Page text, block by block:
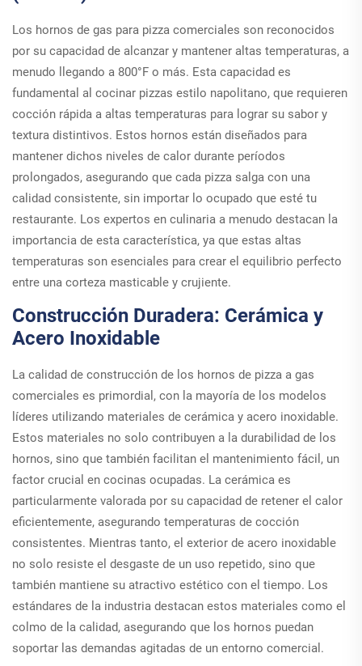
Los hornos de gas para pizza comerciales son reconocidos
por su capacidad de alcanzar y mantener altas temperaturas, a
menudo llegando a 800°F o más. Esta capacidad es
fundamental al cocinar pizzas estilo napolitano, que requieren
cocción rápida a altas temperaturas para lograr su sabor y
textura distintivos. Estos hornos están diseñados para
mantener dichos niveles de calor durante períodos
prolongados, asegurando que cada pizza salga con una
calidad consistente, sin importar lo ocupado que esté tu
restaurante. Los expertos en culinaria a menudo destacan la
importancia de esta característica, ya que estas altas
temperaturas son esenciales para crear el equilibrio perfecto
entre una corteza masticable y crujiente.
Construcción Duradera: Cerámica y
Acero Inoxidable
La calidad de construcción de los hornos de pizza a gas
comerciales es primordial, con la mayoría de los modelos
líderes utilizando materiales de cerámica y acero inoxidable.
Estos materiales no solo contribuyen a la durabilidad de los
hornos, sino que también facilitan el mantenimiento fácil, un
factor crucial en cocinas ocupadas. La cerámica es
particularmente valorada por su capacidad de retener el calor
eficientemente, asegurando temperaturas de cocción
consistentes. Mientras tanto, el exterior de acero inoxidable
no solo resiste el desgaste de un uso repetido, sino que
también mantiene su atractivo estético con el tiempo. Los
estándares de la industria destacan estos materiales como el
colmo de la calidad, asegurando que los hornos puedan
soportar las demandas agitadas de un entorno comercial.